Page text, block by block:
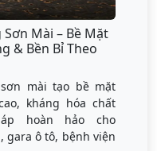
Mài – Bề Mặt
& Bền Bỉ Theo
mài tạo bề mặt
kháng hóa chất
hoàn hảo cho
gara ô tô, bệnh viện